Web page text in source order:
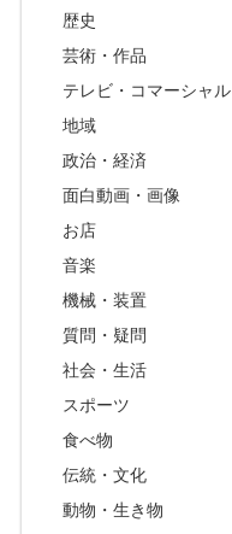
歴史
芸術・作品
テレビ・コマーシャル
地域
政治・経済
面白動画・画像
お店
音楽
機械・装置
質問・疑問
社会・生活
スポーツ
食べ物
伝統・文化
動物・生き物